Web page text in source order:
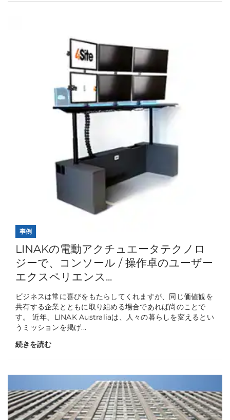
事例
LINAKの電動アクチュエータテクノロ
ジーで、コンソール / 操作卓のユーザー
エクスペリエンス...
ビジネスは常に喜びをもたらしてくれますが、同じ価値観を
共有する企業とともに取り組める場合であれば尚のことで
す。 近年、LINAK Australiaは、人々の暮らしを変えるとい
うミッションを掲げ...
続きを読む